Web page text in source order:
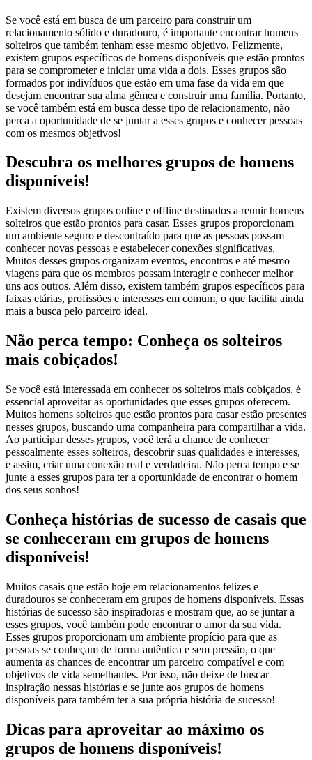
Se você está em busca de um parceiro para construir um
relacionamento sólido e duradouro, é importante encontrar homens
solteiros que também tenham esse mesmo objetivo. Felizmente,
existem grupos específicos de homens disponíveis que estão prontos
para se comprometer e iniciar uma vida a dois. Esses grupos são
formados por indivíduos que estão em uma fase da vida em que
desejam encontrar sua alma gêmea e construir uma família. Portanto,
se você também está em busca desse tipo de relacionamento, não
perca a oportunidade de se juntar a esses grupos e conhecer pessoas
com os mesmos objetivos!
Descubra os melhores grupos de homens
disponíveis!
Existem diversos grupos online e offline destinados a reunir homens
solteiros que estão prontos para casar. Esses grupos proporcionam
um ambiente seguro e descontraído para que as pessoas possam
conhecer novas pessoas e estabelecer conexões significativas.
Muitos desses grupos organizam eventos, encontros e até mesmo
viagens para que os membros possam interagir e conhecer melhor
uns aos outros. Além disso, existem também grupos específicos para
faixas etárias, profissões e interesses em comum, o que facilita ainda
mais a busca pelo parceiro ideal.
Não perca tempo: Conheça os solteiros
mais cobiçados!
Se você está interessada em conhecer os solteiros mais cobiçados, é
essencial aproveitar as oportunidades que esses grupos oferecem.
Muitos homens solteiros que estão prontos para casar estão presentes
nesses grupos, buscando uma companheira para compartilhar a vida.
Ao participar desses grupos, você terá a chance de conhecer
pessoalmente esses solteiros, descobrir suas qualidades e interesses,
e assim, criar uma conexão real e verdadeira. Não perca tempo e se
junte a esses grupos para ter a oportunidade de encontrar o homem
dos seus sonhos!
Conheça histórias de sucesso de casais que
se conheceram em grupos de homens
disponíveis!
Muitos casais que estão hoje em relacionamentos felizes e
duradouros se conheceram em grupos de homens disponíveis. Essas
histórias de sucesso são inspiradoras e mostram que, ao se juntar a
esses grupos, você também pode encontrar o amor da sua vida.
Esses grupos proporcionam um ambiente propício para que as
pessoas se conheçam de forma autêntica e sem pressão, o que
aumenta as chances de encontrar um parceiro compatível e com
objetivos de vida semelhantes. Por isso, não deixe de buscar
inspiração nessas histórias e se junte aos grupos de homens
disponíveis para também ter a sua própria história de sucesso!
Dicas para aproveitar ao máximo os
grupos de homens disponíveis!